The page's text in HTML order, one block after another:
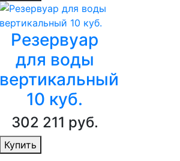
Резервуар
для воды
вертикальный
10 куб.
302 211 руб.
Купить